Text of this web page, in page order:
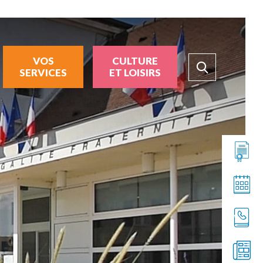
VOS
SERVICES
CULTURE
ET LOISIRS